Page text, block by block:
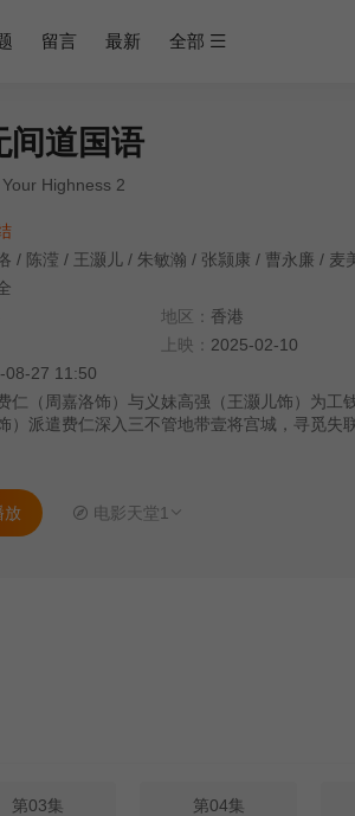
留言 最新 全部
间道国语
Highness 2
/ 陈滢 / 王灏儿 / 朱敏瀚 / 张颕康 / 曹永廉 / 麦
地区： 香港
上映： 2025-02-10
08-27 11:50
（周嘉洛饰）与义妹高强（王灏儿饰）为工
）派遣费仁深入三不管地带壹将宫城，寻觅失
把宝剑拔出，成为两大候选姑爷！四派互相搞
仁要做候选姑爷，衙门细作亦要继续寻找，
放 电影天堂1
第03集 第04集